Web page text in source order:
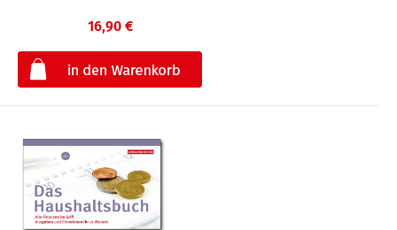
16,90 €